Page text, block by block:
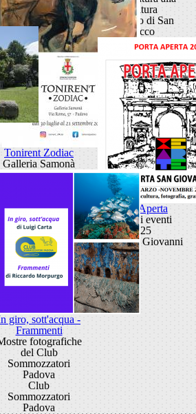
scultura
Oratorio di San
Rocco
Tonirent Zodiac
Galleria Samonà
Porta Aperta
Ciclo di eventi
2025
Porta San Giovanni
giro, sott'acqua -
Frammenti
fotografiche
del Club
Sommozzatori
Padova
Club
Sommozzatori
Padova